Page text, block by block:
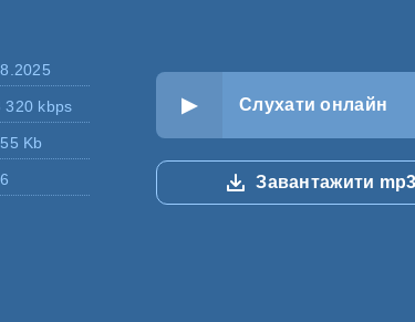
320 kbps
Kb
Слухати онлайн
Завантажити